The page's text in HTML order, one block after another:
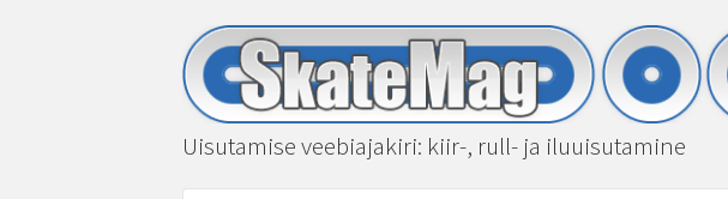
Uisutamise veebiajakiri: kiir-, rull- ja iluuisutamine